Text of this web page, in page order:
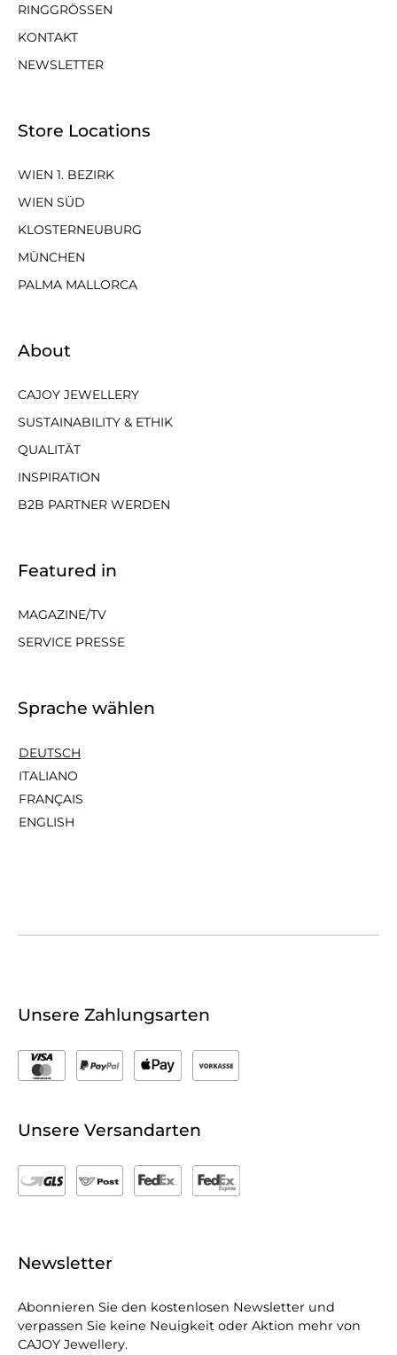
RINGGRÖSSEN
KONTAKT
NEWSLETTER
Store Locations
WIEN 1. BEZIRK
WIEN SÜD
KLOSTERNEUBURG
MÜNCHEN
PALMA MALLORCA
About
CAJOY JEWELLERY
SUSTAINABILITY & ETHIK
QUALITÄT
INSPIRATION
B2B PARTNER WERDEN
Featured in
MAGAZINE/TV
SERVICE PRESSE
Sprache wählen
DEUTSCH
ITALIANO
FRANÇAIS
ENGLISH
Unsere Zahlungsarten
Unsere Versandarten
Newsletter
Abonnieren Sie den kostenlosen Newsletter und
verpassen Sie keine Neuigkeit oder Aktion mehr von
CAJOY Jewellery.